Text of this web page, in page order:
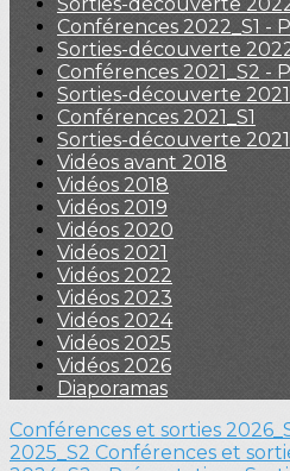
Conférences 2022_S1 -
Sorties-découverte
Conférences 2021_S2 -
Sorties-découverte
Conférences 2021_S1
Sorties-découverte
Vidéos avant 2018
Vidéos 2018
Vidéos 2019
Vidéos 2020
Vidéos 2021
Vidéos 2022
Vidéos 2023
Vidéos 2024
Vidéos 2025
Vidéos 2026
Diaporamas
Conférences et sorties
2025_S2 Conférences et